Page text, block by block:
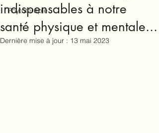
Phytotérapie
indispensables à notre
santé physique et mentale...
Dernière mise à jour : 13 mai 2023